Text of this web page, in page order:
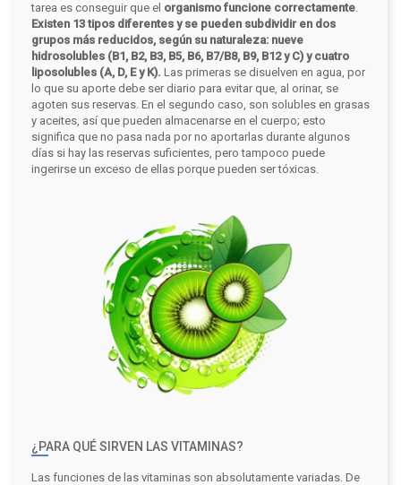
tarea es conseguir que el organismo funcione correctamente.
Existen 13 tipos diferentes y se pueden subdividir en dos
grupos más reducidos, según su naturaleza: nueve
hidrosolubles (B1, B2, B3, B5, B6, B7/B8, B9, B12 y C) y cuatro
liposolubles (A, D, E y K). Las primeras se disuelven en agua, por
lo que su aporte debe ser diario para evitar que, al orinar, se
agoten sus reservas. En el segundo caso, son solubles en grasas
y aceites, así que pueden almacenarse en el cuerpo; esto
significa que no pasa nada por no aportarlas durante algunos
días si hay las reservas suficientes, pero tampoco puede
ingerirse un exceso de ellas porque pueden ser tóxicas.
¿PARA QUÉ SIRVEN LAS VITAMINAS?
Las funciones de las vitaminas son absolutamente variadas. De